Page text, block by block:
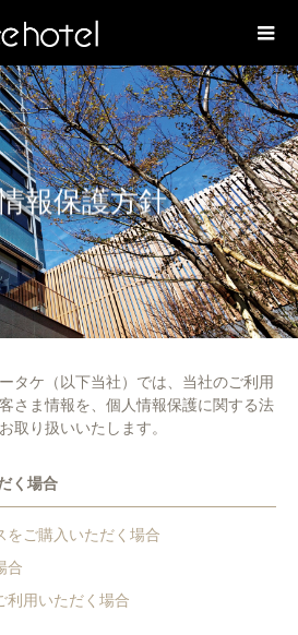
報保護方針
タケ（以下当社）では、当社のご利用
さま情報を、個人情報保護に関する法
取り扱いいたします。
く場合
をご購入いただく場合
合
利用いただく場合